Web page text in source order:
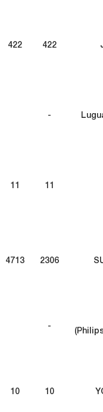
422 422
-
11 11
4713 2306
-
10 10